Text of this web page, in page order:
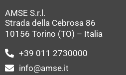
AMSE S.r.l.
Strada della Cebrosa 86
10156 Torino (TO) – Italia
+39 011 2730000
info@amse.it